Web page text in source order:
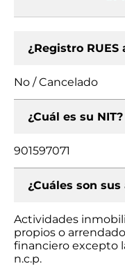
¿Registro RUES
No / Cancelado
¿Cuál es su NIT?
901597071
¿Cuáles son
Actividades
propios o
financiero excepto
n.c.p.